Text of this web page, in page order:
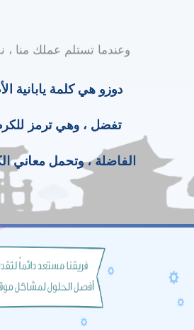
وعندما تستلم عملك منا ،
دوزو هي كلمة يابانية
تفضل ، وهي ترمز
الفاضلة ، وتحمل معاني